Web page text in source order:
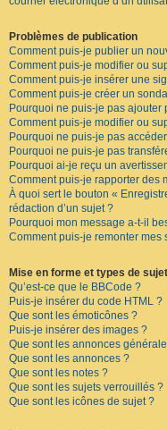
Problèmes de publication
Comment puis-je publier un
Comment puis-je modifier ou
Comment puis-je insérer une
Comment puis-je créer un
Pourquoi ne puis-je pas ajouter
Comment puis-je modifier ou
Pourquoi ne puis-je pas
Pourquoi ne puis-je pas
Pourquoi ai-je reçu un
Comment puis-je rapporter des
À quoi sert le bouton «
rédaction d’un sujet ?
Pourquoi mon message a-t-il
Comment puis-je remonter mes
Mise en forme et types de
Qu’est-ce que le BBCode ?
Puis-je insérer du code HTML ?
Que sont les émoticônes ?
Puis-je insérer des images ?
Que sont les annonces
Que sont les annonces ?
Que sont les notes ?
Que sont les sujets verrouillés ?
Que sont les icônes de sujet ?